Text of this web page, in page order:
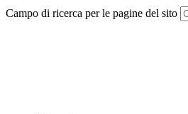
Campo di ricerca per le pagine del sito